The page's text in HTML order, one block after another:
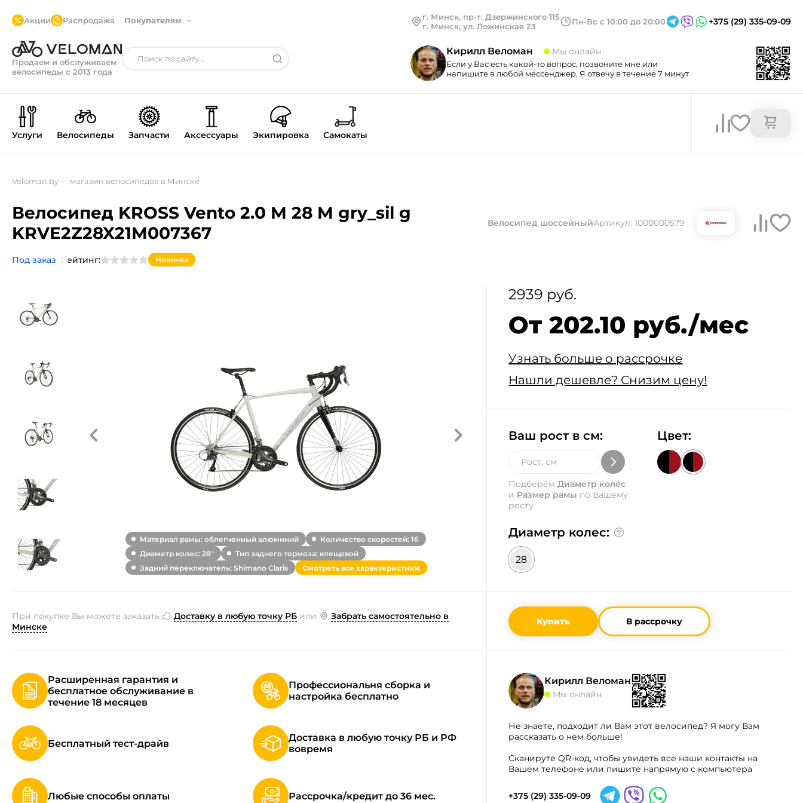
Акции Распродажа Покупателям
Продаем и обслуживаем
велосипеды с 2013 года
г. Минск, пр-т. Дзержинского 115
г. Минск, ул. Ложинская 23
Пн-Вс с 10:00 до 20:00 +375 (29) 335-09-09
Кирилл Веломан Мы онлайн
Если у Вас есть какой-то вопрос, позвоните мне или
напишите в любой мессенджер. Я отвечу в течение 7 минут
Услуги Велосипеды Запчасти Аксессуары Экипировка Самокаты
Veloman.by — магазин велосипедов в Минске
Велосипед KROSS Vento 2.0 M 28 M gry_sil g
KRVE2Z28X21M007367
Велосипед шоссейныйАртикул: 1000000579
Под заказ Рейтинг: Новинка
Материал рамы: облегченный алюминий
Количество скоростей: 16
Диаметр колес: 28"
Тип заднего тормоза: клещевой
Задний переключатель: Shimano Claris
Смотреть все характеристики
2939 руб.
От 202.10 руб./мес
Узнать больше о рассрочке
Нашли дешевле? Снизим цену!
Ваш рост в см:
ПодберёмДиаметр колёс
и Размер рамы по Вашему
росту
Цвет:
Диаметр колес:
28
При покупке Вы можете заказать Доставку в любую точку РБ или
Забрать самостоятельно в
Минске
Купить В рассрочку
Расширенная гарантия и
бесплатное обслуживание в
течение 18 месяцев
Профессиональня сборка и
настройка бесплатно
Бесплатный тест-драйв
Доставка в любую точку РБ и РФ
вовремя
Любые способы оплаты Рассрочка/кредит до 36 мес.
Кирилл Веломан
Мы онлайн
Не знаете, подходит ли Вам этот велосипед? Я могу Вам
рассказать о нём больше!
Сканируте QR-код, чтобы увидеть все наши контакты на
Вашем телефоне или пишите напрямую с компьютера
+375 (29) 335-09-09